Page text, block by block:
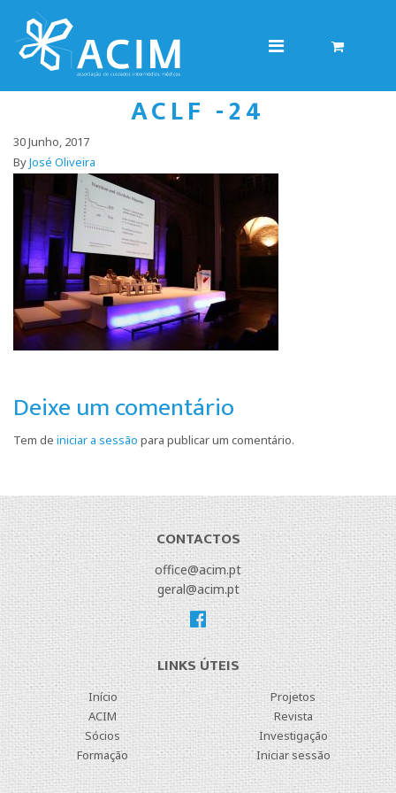
ACLF -24
30 Junho, 2017
ByJosé Oliveira
Deixe um comentário
Tem de iniciar a sessão para publicar um comentário.
CONTACTOS
office@acim.pt
geral@acim.pt
LINKS ÚTEIS
Início
ACIM
Sócios
Formação
Projetos
Revista
Investigação
Iniciar sessão